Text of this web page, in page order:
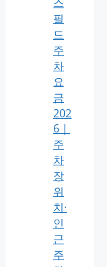
필
드
주
차
요
금
202
6｜
주
차
장
위
치·
인
근
주